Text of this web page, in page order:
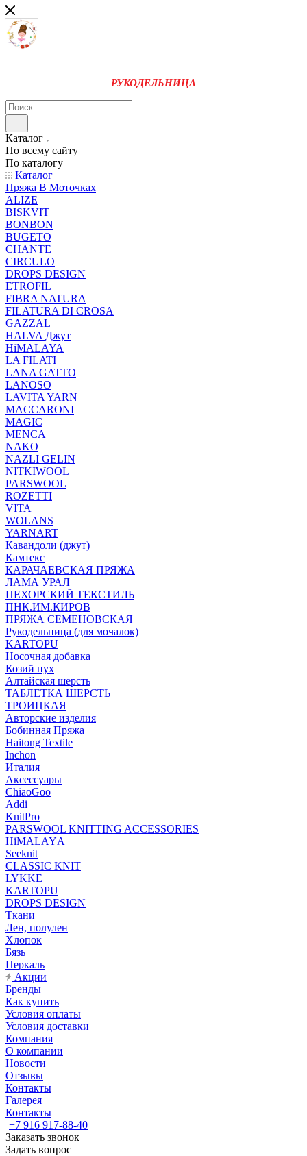
РУКОДЕЛЬНИЦА
Каталог
По всему сайту
По каталогу
Каталог
Пряжа В Моточках
ALIZE
BISKVIT
BONBON
BUGETO
CHANTE
CIRCULO
DROPS DESIGN
ETROFIL
FIBRA NATURA
FILATURA DI CROSA
GAZZAL
HALVA Джут
HiMALAYA
LA FILATI
LANA GATTO
LANOSO
LAVITA YARN
MACCARONI
MAGIC
MENCA
NAKO
NAZLI GELIN
NITKIWOOL
PARSWOOL
ROZETTI
VITA
WOLANS
YARNART
Кавандоли (джут)
Камтекс
КАРАЧАЕВСКАЯ ПРЯЖА
ЛАМА УРАЛ
ПЕХОРСКИЙ ТЕКСТИЛЬ
ПНК.ИМ.КИРОВ
ПРЯЖА СЕМЕНОВСКАЯ
Рукодельница (для мочалок)
KARTOPU
Носочная добавка
Козий пух
Алтайская шерсть
ТАБЛЕTКА ШЕРСТЬ
ТРОИЦКАЯ
Авторские изделия
Бобинная Пряжа
Haitong Textilе
Inchon
Италия
Аксессуары
ChiaoGoo
Addi
KnitPro
PARSWOOL KNITTING ACCESSORIES
HiMALAYА
Seeknit
CLASSIC KNIT
LYKKE
KАRTOPU
DROPS DЕSIGN
Ткани
Лен, полулен
Хлопок
Бязь
Перкаль
Акции
Бренды
Как купить
Условия оплаты
Условия доставки
Компания
О компании
Новости
Отзывы
Контакты
Галерея
Контакты
+7 916 917-88-40
Заказать звонок
Задать вопрос